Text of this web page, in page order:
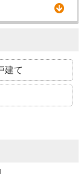
建て